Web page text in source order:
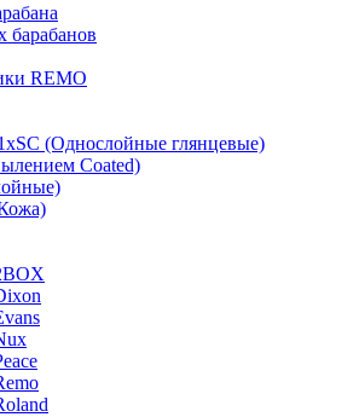
барабанов
REMO
(Однослойные глянцевые)
Coated)